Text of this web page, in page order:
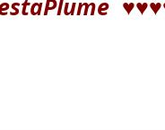
♥♥♥